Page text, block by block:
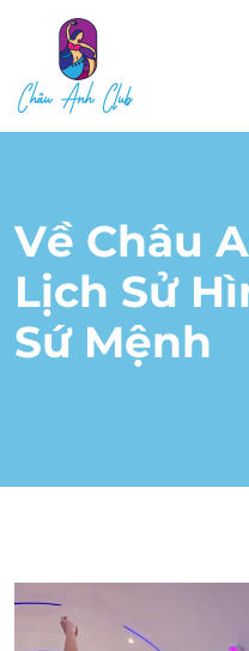
Về Châu
Lịch Sử
Sứ Mệnh